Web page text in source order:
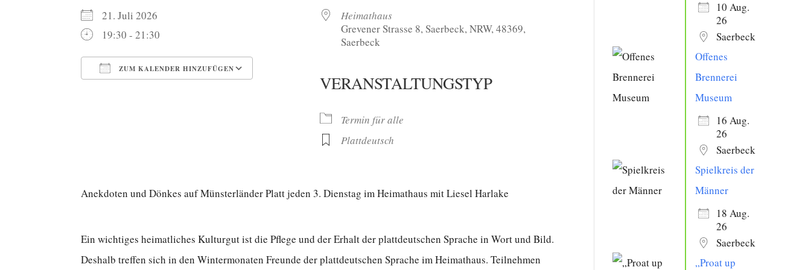
21. Juli 2026
19:30 - 21:30
ZUM KALENDER HINZUFÜGEN
iCalendar Office 365
Heimathaus
Grevener Strasse 8, Saerbeck, NRW, 48369,
Saerbeck
VERANSTALTUNGSTYP
Termin für alle
Plattdeutsch
Anekdoten und Dönkes auf Münsterländer Platt jeden 3. Dienstag im Heimathaus mit Liesel Harlake
Ein wichtiges heimatliches Kulturgut ist die Pflege und der Erhalt der plattdeutschen Sprache in Wort und Bild.
Deshalb treffen sich in den Wintermonaten Freunde der plattdeutschen Sprache im Heimathaus. Teilnehmen
10 Aug.
26
Saerbeck
Offenes
Brennerei
Museum
16 Aug.
26
Saerbeck
Spielkreis der
Männer
18 Aug.
26
Saerbeck
„Proat up